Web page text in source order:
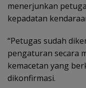
menerjunkan
kepadatan
“Petugas sudah
pengaturan secara
kemacetan yang
dikonfirmasi.